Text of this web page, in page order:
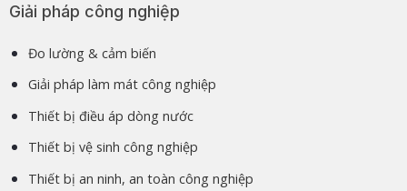
Giải pháp công nghiệp
Đo lường & cảm biến
Giải pháp làm mát công nghiệp
Thiết bị điều áp dòng nước
Thiết bị vệ sinh công nghiệp
Thiết bị an ninh, an toàn công nghiệp